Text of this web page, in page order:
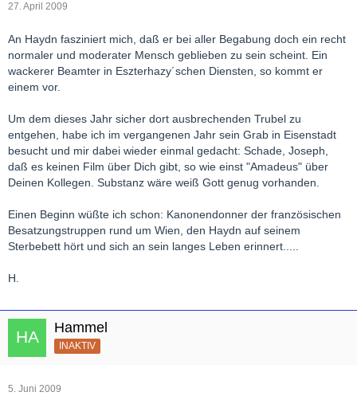
27. April 2009
An Haydn fasziniert mich, daß er bei aller Begabung doch ein recht
normaler und moderater Mensch geblieben zu sein scheint. Ein
wackerer Beamter in Eszterhazy´schen Diensten, so kommt er
einem vor.
Um dem dieses Jahr sicher dort ausbrechenden Trubel zu
entgehen, habe ich im vergangenen Jahr sein Grab in Eisenstadt
besucht und mir dabei wieder einmal gedacht: Schade, Joseph,
daß es keinen Film über Dich gibt, so wie einst "Amadeus" über
Deinen Kollegen. Substanz wäre weiß Gott genug vorhanden.
Einen Beginn wüßte ich schon: Kanonendonner der französischen
Besatzungstruppen rund um Wien, den Haydn auf seinem
Sterbebett hört und sich an sein langes Leben erinnert.....
H.
Hammel
INAKTIV
5. Juni 2009